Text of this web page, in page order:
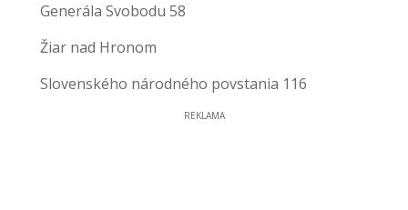
Generála Svobodu 58
Žiar nad Hronom
Slovenského národného povstania 116
REKLAMA